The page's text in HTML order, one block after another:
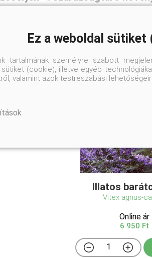
Illatos
Vitex agnus-
Online ár
6 950 Ft
Ez a weboldal sütiket
tartalmának személyre szabott
(cookie), illetve egyéb
valamint azok testreszabási